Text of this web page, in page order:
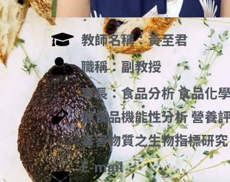
教師名稱：黃至君
職稱：副教授
專長：食品分析 食品化
健食品機能性分析 營養
毒害物質之生物指標研究
E-mail：